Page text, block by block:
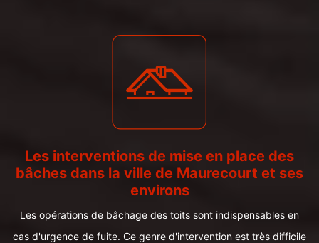
Les interventions de mise en place des
bâches dans la ville de Maurecourt et ses
environs
Les opérations de bâchage des toits sont indispensables en
cas d'urgence de fuite. Ce genre d'intervention est très difficile